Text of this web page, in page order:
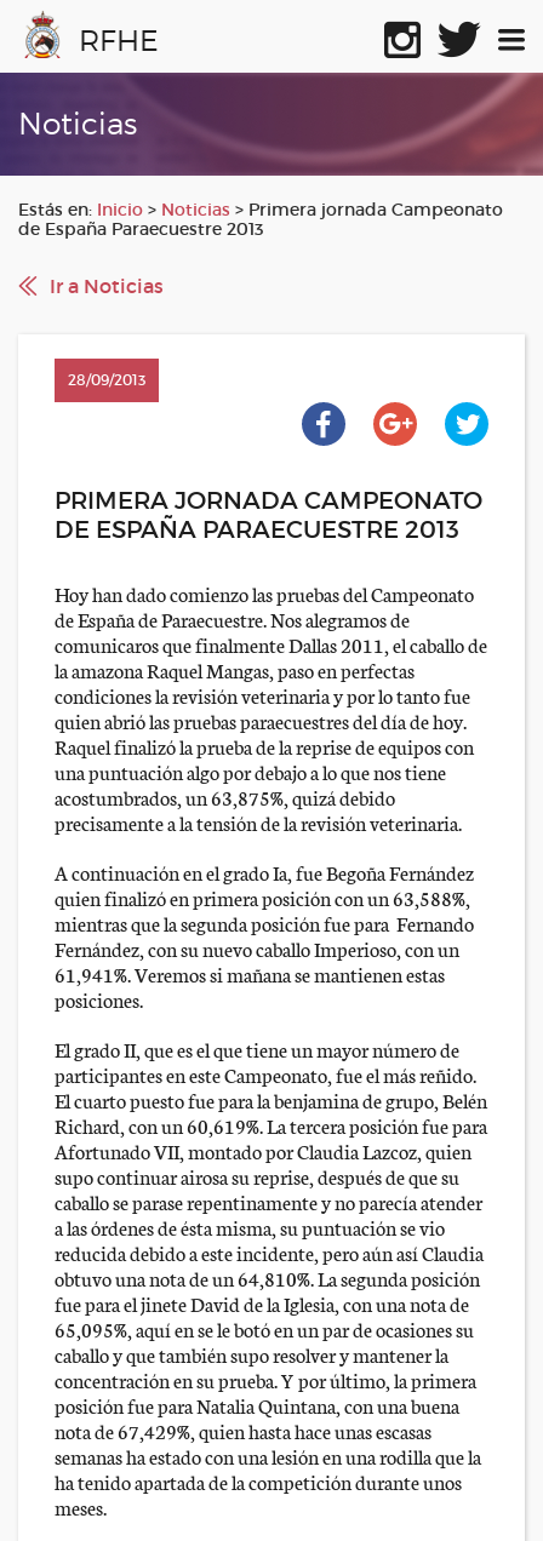
RFHE
Noticias
Estás en: Inicio > Noticias > Primera jornada Campeonato
de España Paraecuestre 2013
Ir a Noticias
28/09/2013
PRIMERA JORNADA CAMPEONATO
DE ESPAÑA PARAECUESTRE 2013
Hoy han dado comienzo las pruebas del Campeonato
de España de Paraecuestre. Nos alegramos de
comunicaros que finalmente Dallas 2011, el caballo de
la amazona Raquel Mangas, paso en perfectas
condiciones la revisión veterinaria y por lo tanto fue
quien abrió las pruebas paraecuestres del día de hoy.
Raquel finalizó la prueba de la reprise de equipos con
una puntuación algo por debajo a lo que nos tiene
acostumbrados, un 63,875%, quizá debido
precisamente a la tensión de la revisión veterinaria.
A continuación en el grado Ia, fue Begoña Fernández
quien finalizó en primera posición con un 63,588%,
mientras que la segunda posición fue para Fernando
Fernández, con su nuevo caballo Imperioso, con un
61,941%. Veremos si mañana se mantienen estas
posiciones.
El grado II, que es el que tiene un mayor número de
participantes en este Campeonato, fue el más reñido.
El cuarto puesto fue para la benjamina de grupo, Belén
Richard, con un 60,619%. La tercera posición fue para
Afortunado VII, montado por Claudia Lazcoz, quien
supo continuar airosa su reprise, después de que su
caballo se parase repentinamente y no parecía atender
a las órdenes de ésta misma, su puntuación se vio
reducida debido a este incidente, pero aún así Claudia
obtuvo una nota de un 64,810%. La segunda posición
fue para el jinete David de la Iglesia, con una nota de
65,095%, aquí en se le botó en un par de ocasiones su
caballo y que también supo resolver y mantener la
concentración en su prueba. Y por último, la primera
posición fue para Natalia Quintana, con una buena
nota de 67,429%, quien hasta hace unas escasas
semanas ha estado con una lesión en una rodilla que la
ha tenido apartada de la competición durante unos
meses.